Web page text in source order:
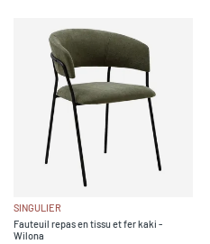
SINGULIER
Fauteuil repas en tissu et fer kaki -
Wilona